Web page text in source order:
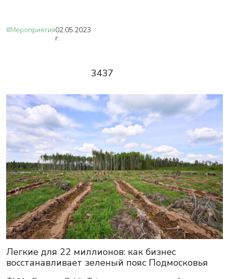
#Мероприятия02.05.2023
г.
3437
Легкие для 22 миллионов: как бизнес
восстанавливает зеленый пояс Подмосковья